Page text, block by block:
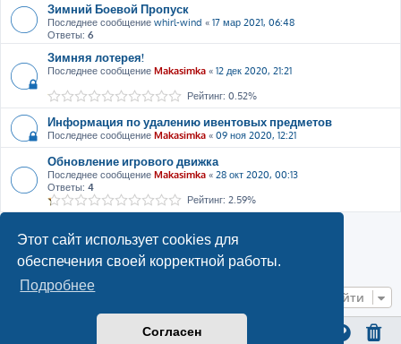
Этот сайт использует cookies для
обеспечения своей корректной работы.
Подробнее
Согласен
Зимний Боевой Пропуск
Последнее сообщение whirl-wind « 17 мар 2021, 06:48
Ответы: 6
Зимняя лотерея!
Последнее сообщение Makasimka « 12 дек 2020, 21:21
Рейтинг: 0.52%
Информация по удалению ивентовых предметов
Последнее сообщение Makasimka « 09 ноя 2020, 12:21
Обновление игрового движка
Последнее сообщение Makasimka « 28 окт 2020, 00:13
Ответы: 4
Рейтинг: 2.59%
Новая тема
1
2 3 След.
Перейти